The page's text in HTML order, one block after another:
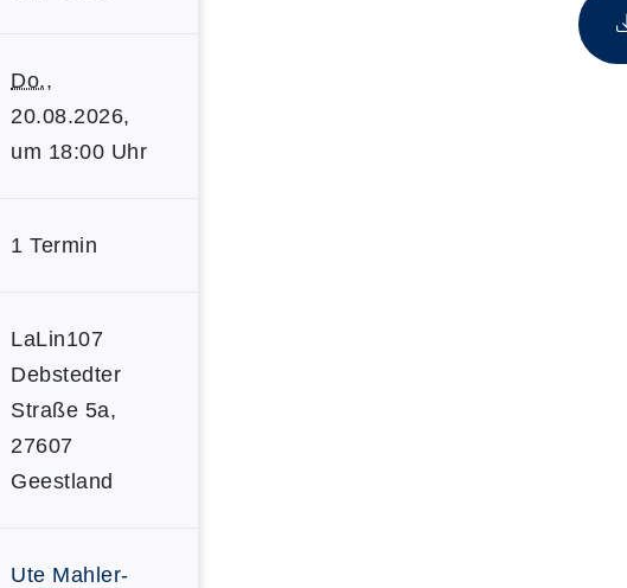
Do.,
20.08.2026,
um 18:00 Uhr
1 Termin
LaLin107
Debstedter
Straße 5a,
27607
Geestland
Ute Mahler-